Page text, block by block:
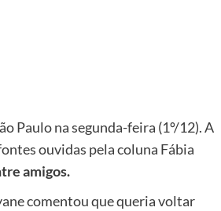
Paulo na segunda-feira (1º/12). A
ouvidas pela coluna Fábia
amigos.
comentou que queria voltar